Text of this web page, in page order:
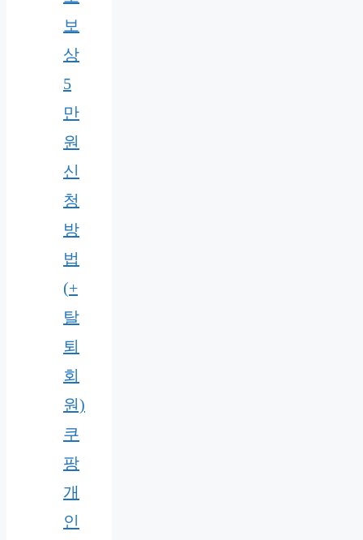
보
상
5
만
원
신
청
방
법
(+
탈
퇴
회
원)
쿠
팡
개
인